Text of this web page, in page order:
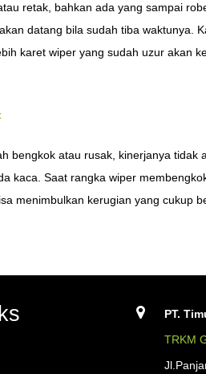
retak, bahkan ada yang sampai
datang bila sudah tiba waktunya.
karet wiper yang sudah uzur akan
bengkok atau rusak, kinerjanya tidak
kaca. Saat rangka wiper
menimbulkan kerugian yang cukup
PT.
TRKM